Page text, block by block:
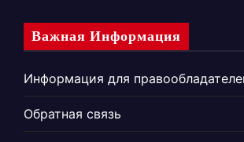
Важная Информация
Информация для
Обратная связь